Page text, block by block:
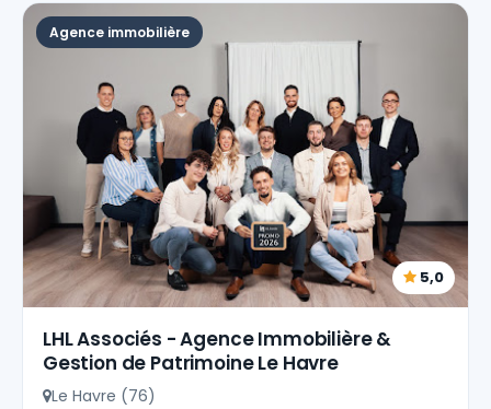
Agence immobilière
5,0
LHL Associés - Agence Immobilière &
Gestion de Patrimoine Le Havre
Le Havre (76)